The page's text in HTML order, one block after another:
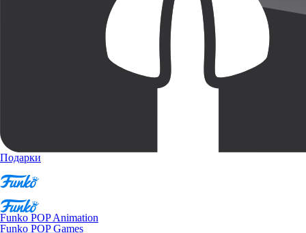
Подарки
Funko POP Animation
Funko POP Games